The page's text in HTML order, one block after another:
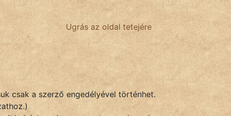
Ugrás az oldal tetejére
csak a szerző engedélyével történhet.